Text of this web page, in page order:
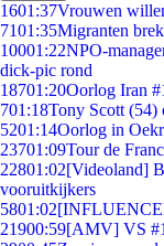
1601:37Vrouwen
7101:35Migranten
10001:22NPO-
dick-pic rond
18701:20Oorlog Iran
701:18Tony Scott (54)
5201:14Oorlog in
23701:09Tour de
22801:02[Videoland]
vooruitkijkers
5801:02
21900:59[AMV] VS